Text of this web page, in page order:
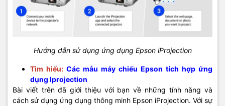
Hướng dẫn sử dụng ứng dụng Epson iProjection
Tìm hiểu: Các mẫu máy chiếu Epson tích hợp ứng
dụng Iprojection
Bài viết trên đã giới thiệu với bạn về những tính năng và
cách sử dụng ứng dụng thông minh Epson iProjection. Với sự